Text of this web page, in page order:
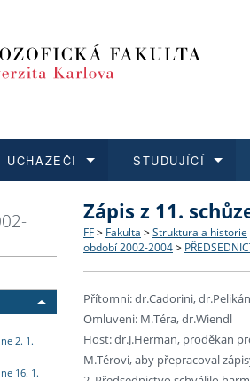
Struktura a historie
Podpora a benefity pro
Absolventi fakulty
UCHAZEČI
Co studovat a jak se
Informace k průběhu
STUDUJÍCÍ
Bakalářské a magisterské
Rigorózní řízení
O vědě a výzkumu na FF
Granty a projekty
Aktuální nabídky a
Přijíždějící studenti
Vyjíždějící zaměstnanci
2. 1.
16. 1.
Zápis z 11.
FF > Fakulta > Struktura a historie
období 2002-2004 >
Přítomni: dr.Cadorini,
Omluveni: M.Téra, dr.Wiendl
Host: dr.J.Herman, proděkan
M.Térovi, aby přepracoval